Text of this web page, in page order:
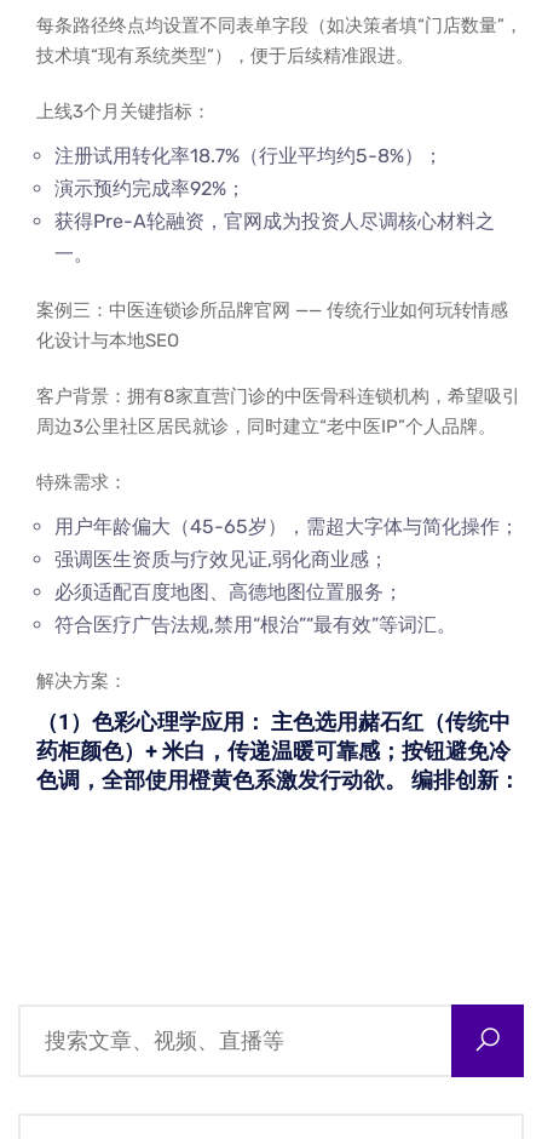
每条路径终点均设置不同表单字段（如决策者填“门店数量”，
技术填“现有系统类型”），便于后续精准跟进。
上线3个月关键指标：
注册试用转化率18.7%（行业平均约5-8%）；
演示预约完成率92%；
获得Pre-A轮融资，官网成为投资人尽调核心材料之
一。
案例三：中医连锁诊所品牌官网 —— 传统行业如何玩转情感
化设计与本地SEO
客户背景：拥有8家直营门诊的中医骨科连锁机构，希望吸引
周边3公里社区居民就诊，同时建立“老中医IP”个人品牌。
特殊需求：
用户年龄偏大（45-65岁），需超大字体与简化操作；
强调医生资质与疗效见证,弱化商业感；
必须适配百度地图、高德地图位置服务；
符合医疗广告法规,禁用“根治”“最有效”等词汇。
解决方案：
（1）色彩心理学应用： 主色选用赭石红（传统中
药柜颜色）+ 米白，传递温暖可靠感；按钮避免冷
色调，全部使用橙黄色系激发行动欲。 编排创新：